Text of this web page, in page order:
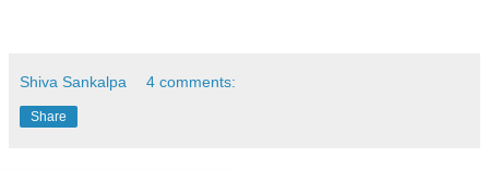
Shiva Sankalpa 4 comments:
Share